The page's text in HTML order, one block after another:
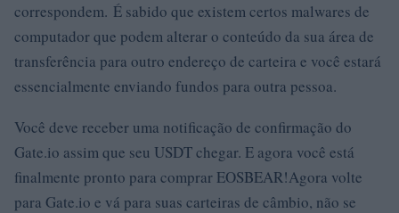
correspondem. É sabido que existem certos malwares de
computador que podem alterar o conteúdo da sua área de
transferência para outro endereço de carteira e você estará
essencialmente enviando fundos para outra pessoa.
Você deve receber uma notificação de confirmação do
Gate.io assim que seu USDT chegar. E agora você está
finalmente pronto para comprar EOSBEAR!Agora volte
para Gate.io e vá para suas carteiras de câmbio, não se